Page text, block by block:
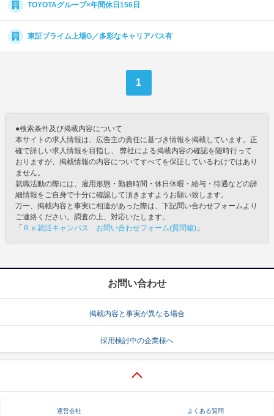
TOYOTAグループ×年間休日156日
東証プライム上場G／多彩なキャリアパス有
1
●検索条件及び掲載内容について
本サイトの求人情報は、広告主の責任に基づき情報を掲載しています。正
確で詳しい求人情報を目指し、 弊社による掲載内容の確認を随時行って
おりますが、掲載情報の内容についてすべてを保証しているわけではあり
ません。
就職活動の際には、雇用形態・勤務時間・休日休暇・給与・待遇などの詳
細情報をご自身で十分に確認して頂きますようお願い致します。
万一、掲載内容と事実に相違があった際は、下記問い合わせフォームより
ご連絡ください。調査の上、対応いたします。
「 Ｒｅ就活キャンパス お問い合わせフォーム(質問箱) 」
お問い合わせ
掲載内容と事実が異なる場合
採用検討中の企業様へ
運営会社 よくある質問